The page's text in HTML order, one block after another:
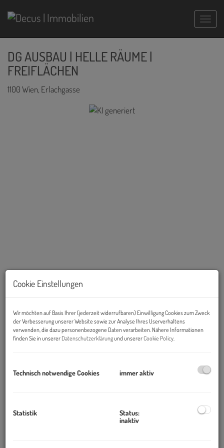
DG AUSBAU | HELLE RÄUME |
FREIFLÄCHEN
1100 Wien, Erlachgasse
KI generiert
TRAUMHAFTER DACHGESCHOSS-AUSBAU
im Kaufpreis inkludiert
Cookie Einstellungen
Wir möchten auf Basis Ihrer (jederzeit widerrufbaren) Einwilligung Cookies zum Zweck
der Verbesserung unserer Website sowie zur Analyse Ihres Userverhaltens
verwenden, die dazu personenbezogene Daten verarbeiten. Nähere Informationen
finden Sie in unserer Datenschutzerklärungund unsererCookie Policy
Technisch notwendige Cookies immer aktiv
Statistik
Status:
inaktiv